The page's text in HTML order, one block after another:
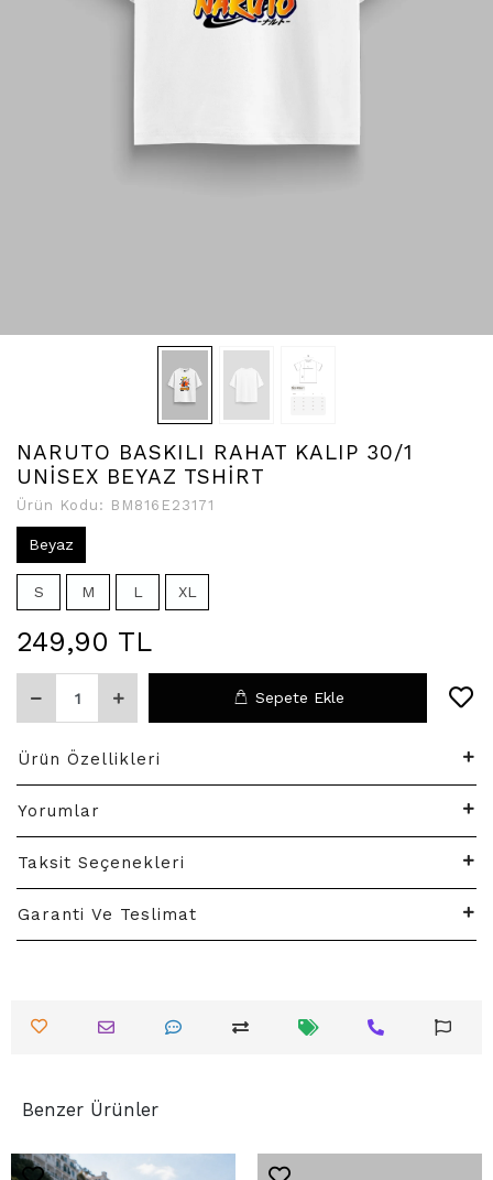
NARUTO BASKILI RAHAT KALIP 30/1
UNİSEX BEYAZ TSHİRT
Ürün Kodu: BM816E23171
Beyaz
S M L XL
249,90 TL
Sepete Ekle
Ürün Özellikleri
Yorumlar
Taksit Seçenekleri
Garanti Ve Teslimat
Benzer Ürünler